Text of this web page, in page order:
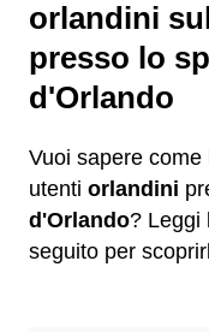
orlandini
presso lo
d'Orlando
Vuoi sapere
utenti orlandini
d'Orlando? Leggi
seguito per